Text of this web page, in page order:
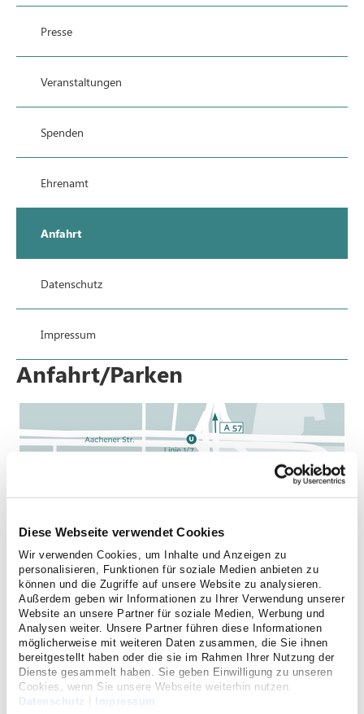
Diese Webseite verwendet Cookies
Wir verwenden Cookies, um Inhalte und Anzeigen zu
personalisieren, Funktionen für soziale Medien anbieten zu
können und die Zugriffe auf unsere Website zu analysieren.
Außerdem geben wir Informationen zu Ihrer Verwendung unserer
Website an unsere Partner für soziale Medien, Werbung und
Analysen weiter. Unsere Partner führen diese Informationen
möglicherweise mit weiteren Daten zusammen, die Sie ihnen
bereitgestellt haben oder die sie im Rahmen Ihrer Nutzung der
Dienste gesammelt haben. Sie geben Einwilligung zu unseren
Cookies, wenn Sie unsere Webseite weiterhin nutzen.
Datenschutz
Impressum
Presse
Veranstaltungen
Spenden
Ehrenamt
Anfahrt
Datenschutz
Impressum
Anfahrt/Parken